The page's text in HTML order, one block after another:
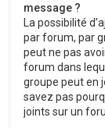
message ?
La possibilité
par forum, par
peut ne pas
forum dans
groupe peut en
savez pas
joints sur un